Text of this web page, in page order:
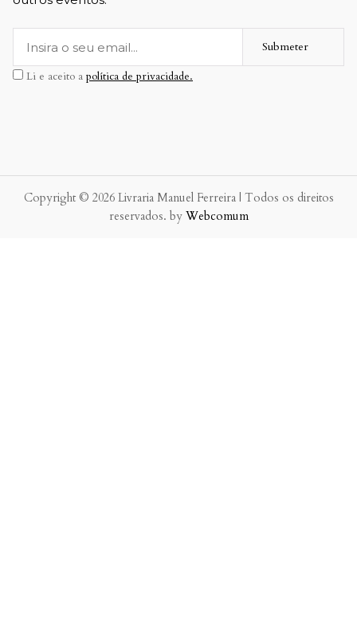
Submeter
Li e aceito a política de privacidade.
Copyright © 2026 Livraria Manuel Ferreira | Todos os direitos
reservados. by Webcomum